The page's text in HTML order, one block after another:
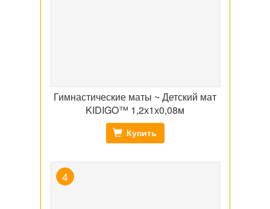
Гимнастические маты ~ Детский мат
KIDIGO™ 1,2х1х0,08м
Купить